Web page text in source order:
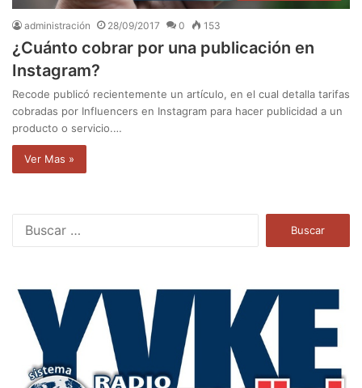
administración 28/09/2017 0 153
¿Cuánto cobrar por una publicación en
Instagram?
Recode publicó recientemente un artículo, en el cual detalla tarifas
cobradas por Influencers en Instagram para hacer publicidad a un
producto o servicio.…
Ver Mas »
a